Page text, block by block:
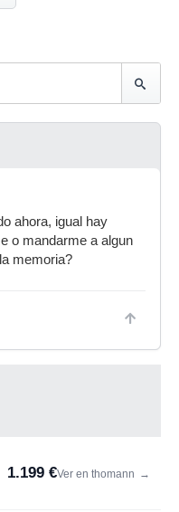
ahora, igual hay
o mandarme a algun
memoria?
1.199 €Ver en thomann →